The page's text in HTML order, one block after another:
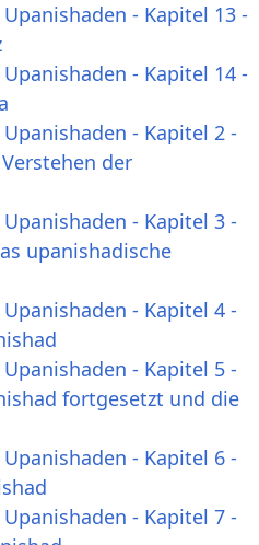
- Kapitel 13 -
- Kapitel 14 -
- Kapitel 2 -
der
- Kapitel 3 -
upanishadische
- Kapitel 4 -
- Kapitel 5 -
fortgesetzt und die
- Kapitel 6 -
- Kapitel 7 -